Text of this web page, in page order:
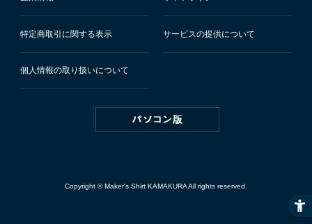
特定商取引に関する表示 サービスの提供について
個人情報の取り扱いについて
Copyright © Maker's Shirt KAMAKURA All rights reserved.